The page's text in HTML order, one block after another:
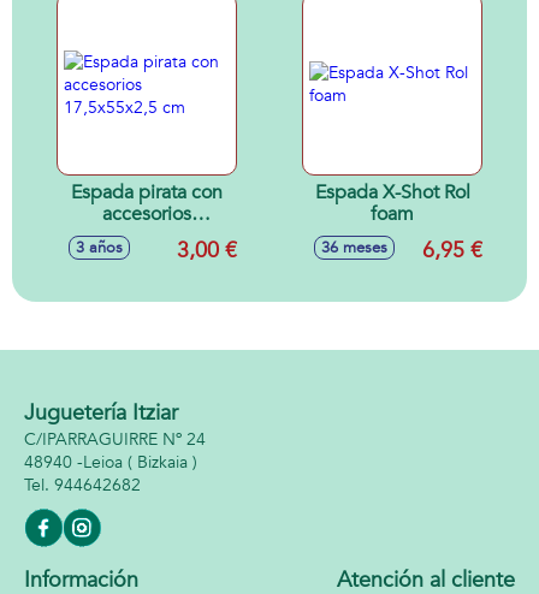
Espada pirata con
accesorios
17,5x55x2,5 cm
3 años 3,00 €
Espada X-Shot Rol
foam
36 meses 6,95 €
Juguetería Itziar
C/IPARRAGUIRRE Nº 24
48940 -Leioa ( Bizkaia )
944642682
Información Atención al cliente